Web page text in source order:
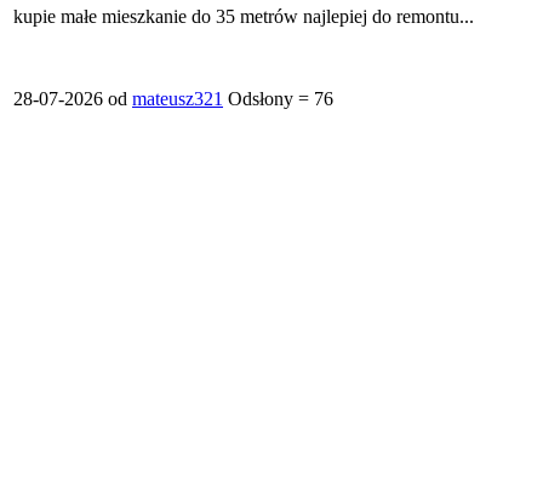
kupie małe mieszkanie do 35 metrów najlepiej do remontu...
28-07-2026 od mateusz321 Odsłony = 76